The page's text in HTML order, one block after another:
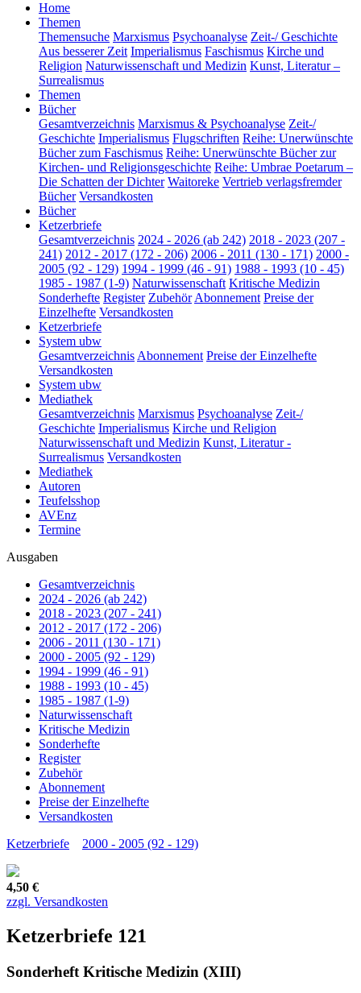
Home
Themen
Themensuche Marxismus Psychoanalyse Zeit-/ Geschichte
Aus besserer Zeit Imperialismus Faschismus Kirche und
Religion Naturwissenschaft und Medizin Kunst, Literatur –
Surrealismus
Themen
Bücher
Gesamtverzeichnis Marxismus & Psychoanalyse Zeit-/
Geschichte Imperialismus Flugschriften Reihe: Unerwünschte
Bücher zum Faschismus Reihe: Unerwünschte Bücher zur
Kirchen- und Religionsgeschichte Reihe: Umbrae Poetarum –
Die Schatten der Dichter Waitoreke Vertrieb verlagsfremder
Bücher Versandkosten
Bücher
Ketzerbriefe
Gesamtverzeichnis 2024 - 2026 (ab 242) 2018 - 2023 (207 -
241) 2012 - 2017 (172 - 206) 2006 - 2011 (130 - 171) 2000 -
2005 (92 - 129) 1994 - 1999 (46 - 91) 1988 - 1993 (10 - 45)
1985 - 1987 (1-9) Naturwissenschaft Kritische Medizin
Sonderhefte Register ZubehörAbonnement Preise der
Einzelhefte Versandkosten
Ketzerbriefe
System ubw
GesamtverzeichnisAbonnement Preise der Einzelhefte
Versandkosten
System ubw
Mediathek
Gesamtverzeichnis Marxismus Psychoanalyse Zeit-/
Geschichte Imperialismus Kirche und Religion
Naturwissenschaft und Medizin Kunst, Literatur -
Surrealismus Versandkosten
Mediathek
Autoren
Teufelsshop
AVEnz
Termine
Ausgaben
Gesamtverzeichnis
2024 - 2026 (ab 242)
2018 - 2023 (207 - 241)
2012 - 2017 (172 - 206)
2006 - 2011 (130 - 171)
2000 - 2005 (92 - 129)
1994 - 1999 (46 - 91)
1988 - 1993 (10 - 45)
1985 - 1987 (1-9)
Naturwissenschaft
Kritische Medizin
Sonderhefte
Register
Zubehör
Abonnement
Preise der Einzelhefte
Versandkosten
Ketzerbriefe
2000 - 2005 (92 - 129)
4,50 €
zzgl. Versandkosten
Ketzerbriefe 121
Sonderheft Kritische Medizin (XIII)